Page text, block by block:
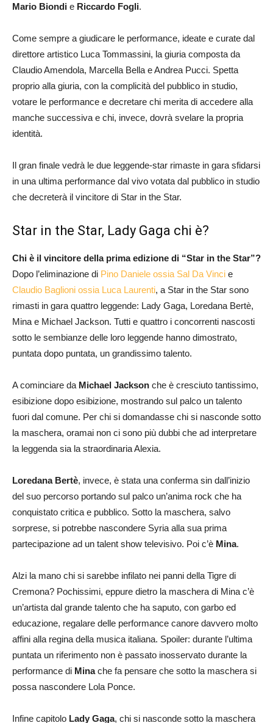
Mario Biondi e Riccardo Fogli.
Come sempre a giudicare le performance, ideate e curate dal
direttore artistico Luca Tommassini, la giuria composta da
Claudio Amendola, Marcella Bella e Andrea Pucci. Spetta
proprio alla giuria, con la complicità del pubblico in studio,
votare le performance e decretare chi merita di accedere alla
manche successiva e chi, invece, dovrà svelare la propria
identità.
Il gran finale vedrà le due leggende-star rimaste in gara sfidarsi
in una ultima performance dal vivo votata dal pubblico in studio
che decreterà il vincitore di Star in the Star.
Star in the Star, Lady Gaga chi è?
Chi è il vincitore della prima edizione di “Star in the Star”?
Dopo l’eliminazione di Pino Daniele ossia Sal Da Vinci e
Claudio Baglioni ossia Luca Laurenti, a Star in the Star sono
rimasti in gara quattro leggende: Lady Gaga, Loredana Bertè,
Mina e Michael Jackson. Tutti e quattro i concorrenti nascosti
sotto le sembianze delle loro leggende hanno dimostrato,
puntata dopo puntata, un grandissimo talento.
A cominciare da Michael Jackson che è cresciuto tantissimo,
esibizione dopo esibizione, mostrando sul palco un talento
fuori dal comune. Per chi si domandasse chi si nasconde sotto
la maschera, oramai non ci sono più dubbi che ad interpretare
la leggenda sia la straordinaria Alexia.
Loredana Bertè, invece, è stata una conferma sin dall’inizio
del suo percorso portando sul palco un’anima rock che ha
conquistato critica e pubblico. Sotto la maschera, salvo
sorprese, si potrebbe nascondere Syria alla sua prima
partecipazione ad un talent show televisivo. Poi c’è Mina.
Alzi la mano chi si sarebbe infilato nei panni della Tigre di
Cremona? Pochissimi, eppure dietro la maschera di Mina c’è
un’artista dal grande talento che ha saputo, con garbo ed
educazione, regalare delle performance canore davvero molto
affini alla regina della musica italiana. Spoiler: durante l’ultima
puntata un riferimento non è passato inosservato durante la
performance di Minache fa pensare che sotto la maschera si
possa nascondere Lola Ponce.
Infine capitolo Lady Gaga, chi si nasconde sotto la maschera